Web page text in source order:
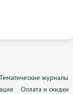
Тематические журналы
Оплата и скидки